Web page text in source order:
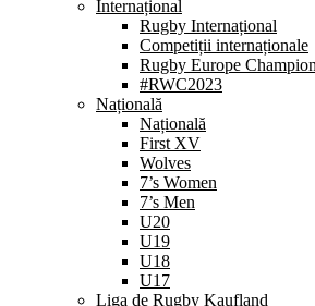
Internațional
Rugby Internațional
Competiții internaționale
Rugby Europe
#RWC2023
Națională
Națională
First XV
Wolves
7’s Women
7’s Men
U20
U19
U18
U17
Liga de Rugby Kaufland